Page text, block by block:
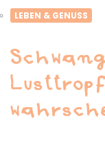
LEBEN & GENUSS